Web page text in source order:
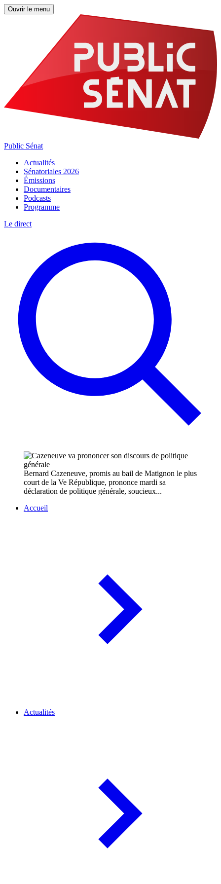
Ouvrir le menu
Public Sénat
Actualités
Sénatoriales 2026
Émissions
Documentaires
Podcasts
Programme
Le direct
Bernard Cazeneuve, promis au bail de Matignon le plus
court de la Ve République, prononce mardi sa
déclaration de politique générale, soucieux...
Accueil
Actualités